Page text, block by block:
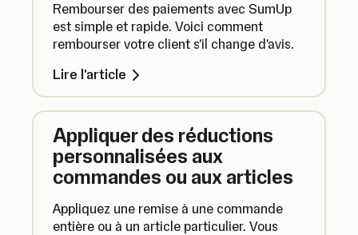
Rembourser des paiements avec SumUp
est simple et rapide. Voici comment
rembourser votre client s'il change d'avis.
Lire l'article
Appliquer des réductions
personnalisées aux
commandes ou aux articles
Appliquez une remise à une commande
entière ou à un article particulier. Vous